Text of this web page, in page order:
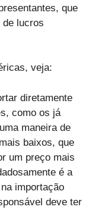
que
de lucros
veja:
diretamente
como os já
maneira de
baixos, que
um preço mais
é a
importação
deve ter